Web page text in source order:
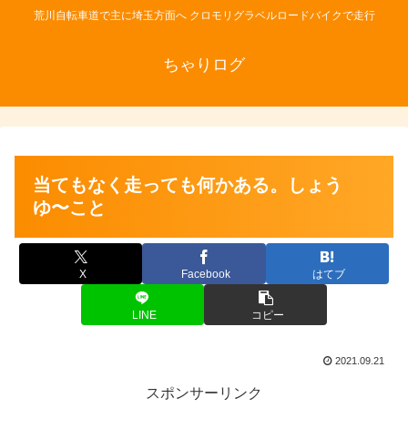
荒川自転車道で主に埼玉方面へ クロモリグラベルロードバイクで走行
ちゃりログ
当てもなく走っても何かある。しょう
ゆ〜こと
X Facebook はてブ
LINE コピー
2021.09.21
スポンサーリンク